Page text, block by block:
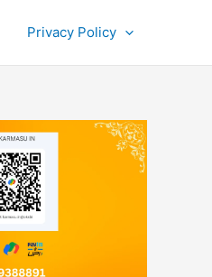
Privacy Policy